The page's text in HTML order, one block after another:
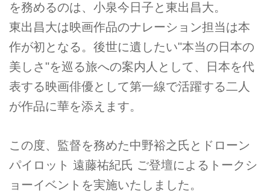
を務めるのは、小泉今日子と東出昌大。
東出昌大は映画作品のナレーション担当は本
作が初となる。後世に遺したい"本当の日本の
美しさ"を巡る旅への案内人として、日本を代
表する映画俳優として第一線で活躍する二人
が作品に華を添えます。
この度、監督を務めた中野裕之氏とドローン
パイロット 遠藤祐紀氏 ご登壇によるトークシ
ョーイベントを実施いたしました。